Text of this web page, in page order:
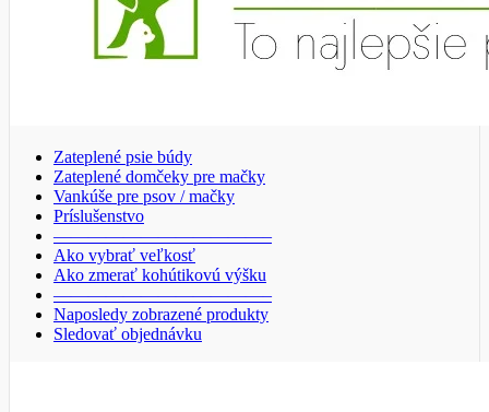
Zateplené psie búdy
Zateplené domčeky pre mačky
Vankúše pre psov / mačky
Príslušenstvo
————————————–
Ako vybrať veľkosť
Ako zmerať kohútikovú výšku
————————————–
Naposledy zobrazené produkty
Sledovať objednávku